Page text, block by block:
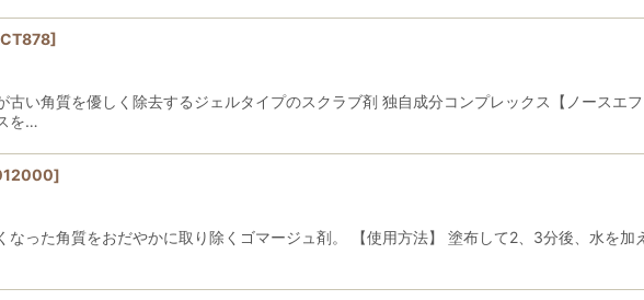
CT878]
古い角質を優しく除去するジェルタイプのスクラブ剤 独自成分コンプレックス【ノースエ
を…
]
なった角質をおだやかに取り除くゴマージュ剤。 【使用方法】 塗布して2、3分後、水を加